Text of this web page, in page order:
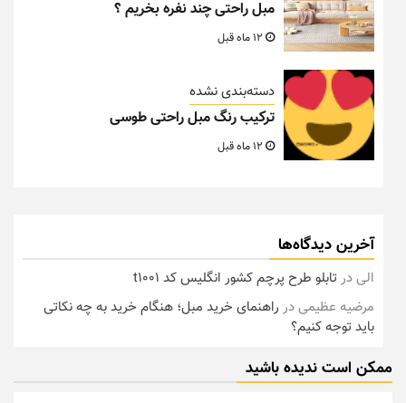
مبل راحتی چند نفره بخریم ؟
دسته‌بندی نشده
ترکیب رنگ مبل راحتی طوسی
آخرین دیدگاه‌ها
الیدرتابلو طرح پرچم کشور انگلیس کد t1001
مرضیه عظیمیدر راهنمای خرید مبل؛ هنگام خرید به چه نکاتی
باید توجه کنیم؟
ممکن است ندیده باشید